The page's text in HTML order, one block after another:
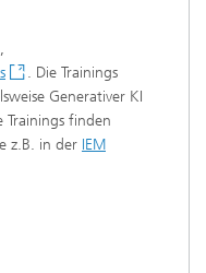
,
. Die Trainings
Generativer KI
Trainings finden
z.B. in der IEM